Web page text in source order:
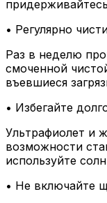
• Регулярно
Раз в неделю
смоченной
въевшиеся
• Избегайте
Ультрафиолет и
возможности
используйте
• Не включайте